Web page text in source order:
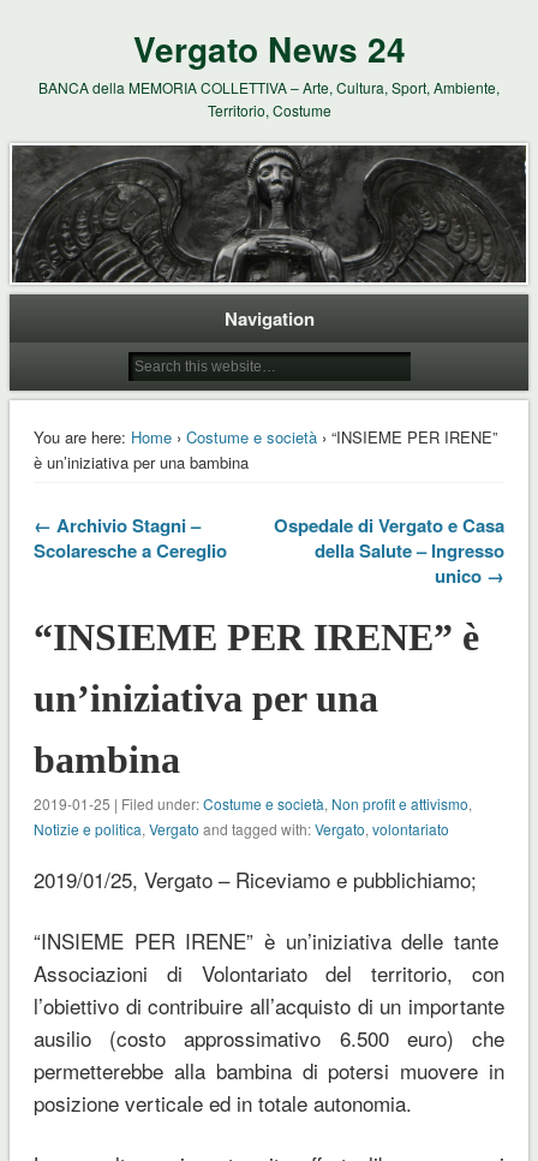
Vergato News 24
BANCA della MEMORIA COLLETTIVA – Arte, Cultura, Sport, Ambiente,
Territorio, Costume
Navigation
You are here: Home› Costume e società› “INSIEME PER IRENE”
è un’iniziativa per una bambina
← Archivio Stagni –
Scolaresche a Cereglio
Ospedale di Vergato e Casa
della Salute – Ingresso
unico →
“INSIEME PER IRENE” è
un’iniziativa per una
bambina
2019-01-25 | Filed under:Costume e società, Non profit e attivismo,
Notizie e politica, Vergato and tagged with:Vergato, volontariato
2019/01/25, Vergato – Riceviamo e pubblichiamo;
“INSIEME PER IRENE” è un’iniziativa delle tante
Associazioni di Volontariato del territorio, con
l’obiettivo di contribuire all’acquisto di un importante
ausilio (costo approssimativo 6.500 euro) che
permetterebbe alla bambina di potersi muovere in
posizione verticale ed in totale autonomia.